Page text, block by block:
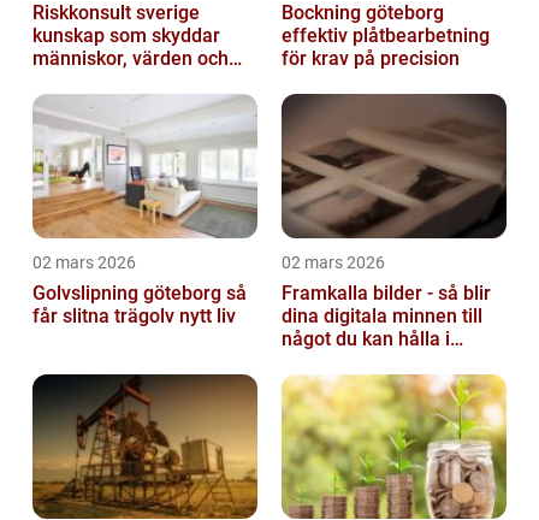
Riskkonsult sverige
kunskap som skyddar
människor, värden och
Bockning göteborg
effektiv plåtbearbetning
för krav på precision
02 mars 2026
Golvslipning göteborg så
får slitna trägolv nytt liv
02 mars 2026
Framkalla bilder - så blir
dina digitala minnen till
något du kan hålla i